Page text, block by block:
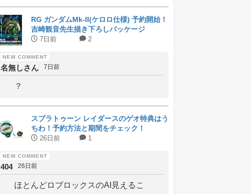
RG ガンダムMk-II(ケロロ仕様) 予約開始！
吉崎観音先生描き下ろしパッケージ
7日前 2
名無しさん 7日前
？
スプラトゥーン レイダースのゲオ特典はう
ちわ！予約方法と期間をチェック！
26日前 1
404 26日前
ほとんどロブロックスのAI見えるこ